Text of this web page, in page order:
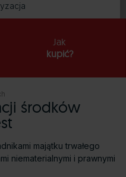
Jak
kupić?
środków
majątku trwałego
niematerialnymi i prawnymi